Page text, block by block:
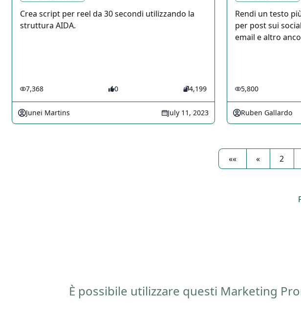
Crea script per reel da 30 secondi utilizzando la
struttura AIDA.
7,368 0 4,199
Junei Martins July 11, 2023
Rendi un testo
per post sui
email e altro
5,800
Ruben Gallardo
«« « 2
È possibile utilizzare questi Marketing